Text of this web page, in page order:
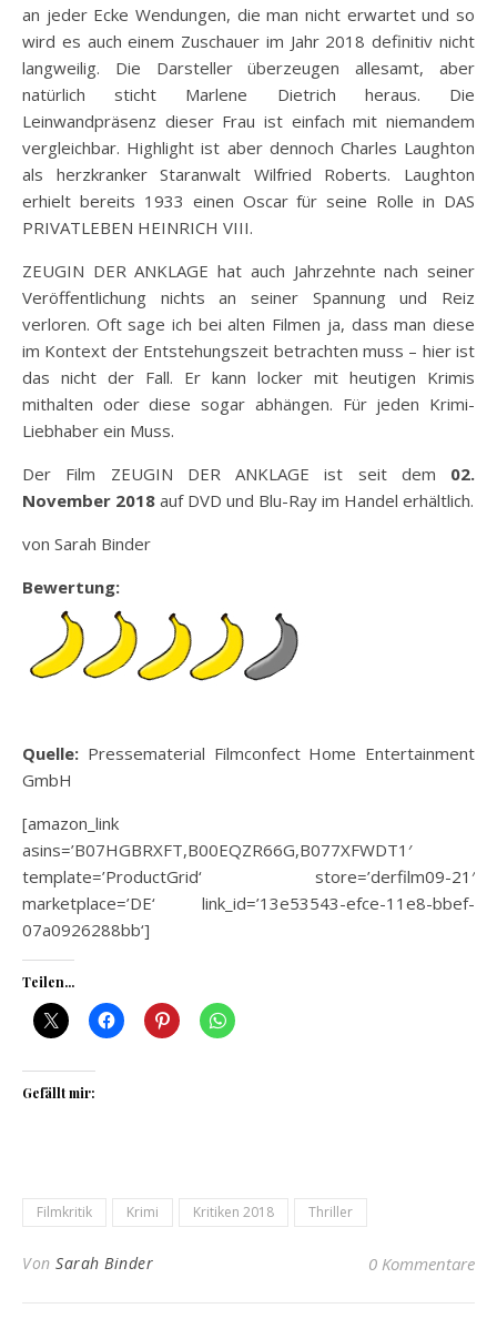
an jeder Ecke Wendungen, die man nicht erwartet und so
wird es auch einem Zuschauer im Jahr 2018 definitiv nicht
langweilig. Die Darsteller überzeugen allesamt, aber
natürlich sticht Marlene Dietrich heraus. Die
Leinwandpräsenz dieser Frau ist einfach mit niemandem
vergleichbar. Highlight ist aber dennoch Charles Laughton
als herzkranker Staranwalt Wilfried Roberts. Laughton
erhielt bereits 1933 einen Oscar für seine Rolle in DAS
PRIVATLEBEN HEINRICH VIII.
ZEUGIN DER ANKLAGE hat auch Jahrzehnte nach seiner
Veröffentlichung nichts an seiner Spannung und Reiz
verloren. Oft sage ich bei alten Filmen ja, dass man diese
im Kontext der Entstehungszeit betrachten muss – hier ist
das nicht der Fall. Er kann locker mit heutigen Krimis
mithalten oder diese sogar abhängen. Für jeden Krimi-
Liebhaber ein Muss.
Der Film ZEUGIN DER ANKLAGE ist seit dem 02.
November 2018 auf DVD und Blu-Ray im Handel erhältlich.
von Sarah Binder
Bewertung:
Quelle: Pressematerial Filmconfect Home Entertainment
GmbH
[amazon_link
asins=’B07HGBRXFT,B00EQZR66G,B077XFWDT1′
template=’ProductGrid‘ store=’derfilm09-21′
marketplace=’DE‘ link_id=’13e53543-efce-11e8-bbef-
07a0926288bb‘]
Teilen...
Gefällt mir:
Filmkritik Krimi Kritiken 2018 Thriller
Von Sarah Binder 0 Kommentare